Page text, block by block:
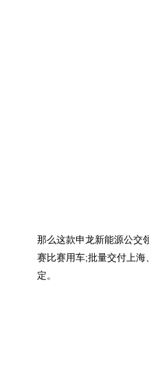
那么这款申龙新能源公交
赛比赛用车;批量交付上
定。